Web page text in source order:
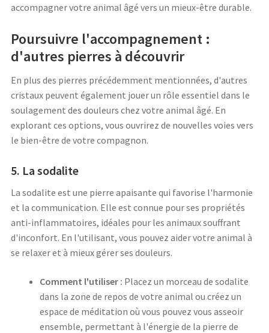
accompagner votre animal âgé vers un mieux-être durable.
Poursuivre l'accompagnement :
d'autres pierres à découvrir
En plus des pierres précédemment mentionnées, d'autres
cristaux peuvent également jouer un rôle essentiel dans le
soulagement des douleurs chez votre animal âgé. En
explorant ces options, vous ouvrirez de nouvelles voies vers
le bien-être de votre compagnon.
5. La sodalite
La sodalite est une pierre apaisante qui favorise l'harmonie
et la communication. Elle est connue pour ses propriétés
anti-inflammatoires, idéales pour les animaux souffrant
d'inconfort. En l'utilisant, vous pouvez aider votre animal à
se relaxer et à mieux gérer ses douleurs.
Comment l'utiliser : Placez un morceau de sodalite
dans la zone de repos de votre animal ou créez un
espace de méditation où vous pouvez vous asseoir
ensemble, permettant à l'énergie de la pierre de